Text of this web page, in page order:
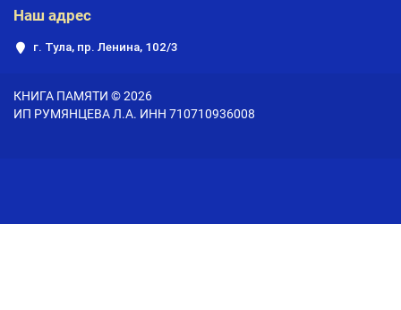
Наш адрес
г. Тула, пр. Ленина, 102/3
КНИГА ПАМЯТИ © 2026
ИП РУМЯНЦЕВА Л.А. ИНН 710710936008